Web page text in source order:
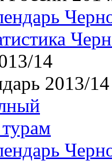
14
2013/14